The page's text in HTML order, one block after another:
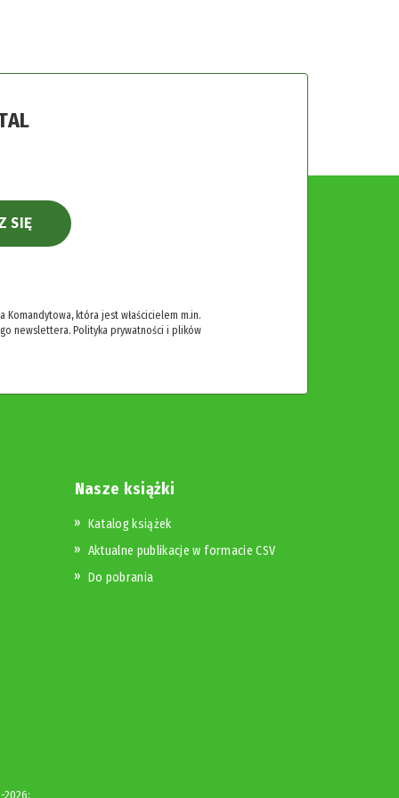
SIĘ
która jest właścicielem m.in.
newslettera. Polityka prywatności i plików
Nasze książki
Katalog książek
Aktualne publikacje w formacie CSV
Do pobrania
2026;